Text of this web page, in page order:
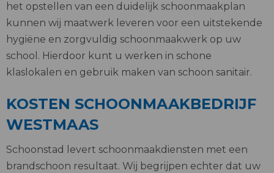
het opstellen van een duidelijk schoonmaakplan
kunnen wij maatwerk leveren voor een uitstekende
hygiëne en zorgvuldig schoonmaakwerk op uw
school. Hierdoor kunt u werken in schone
klaslokalen en gebruik maken van schoon sanitair.
KOSTEN SCHOONMAAKBEDRIJF
WESTMAAS
Schoonstad levert schoonmaakdiensten met een
brandschoon resultaat. Wij begrijpen echter dat uw